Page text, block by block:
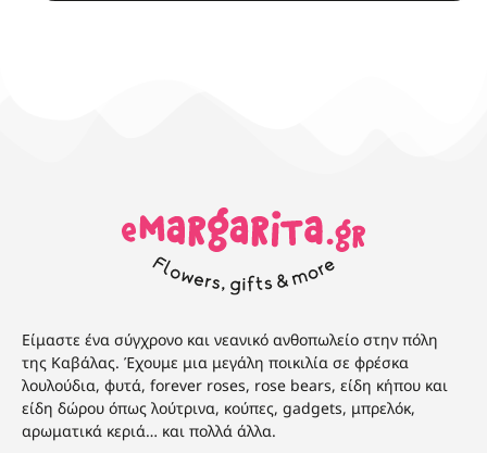
Είμαστε ένα σύγχρονο και νεανικό ανθοπωλείο στην πόλη
της Καβάλας. Έχουμε μια μεγάλη ποικιλία σε φρέσκα
λουλούδια, φυτά, forever roses, rose bears, είδη κήπου και
είδη δώρου όπως λούτρινα, κούπες, gadgets, μπρελόκ,
αρωματικά κεριά… και πολλά άλλα.